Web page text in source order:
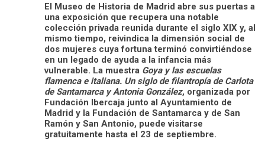
El Museo de Historia de Madrid abre sus puertas a
una exposición que recupera una notable
colección privada reunida durante el siglo XIX y, al
mismo tiempo, reivindica la dimensión social de
dos mujeres cuya fortuna terminó convirtiéndose
en un legado de ayuda a la infancia más
vulnerable. La muestra Goya y las escuelas
flamenca e italiana. Un siglo de filantropía de Carlota
de Santamarca y Antonia González, organizada por
Fundación Ibercaja junto al Ayuntamiento de
Madrid y la Fundación de Santamarca y de San
Ramón y San Antonio, puede visitarse
gratuitamente hasta el 23 de septiembre.